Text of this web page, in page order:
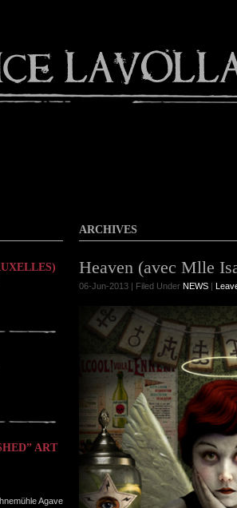
ART
Agave
ARCHIVES
Heaven (avec Mlle
06-Jun-2013 | Filed Under NEWS |